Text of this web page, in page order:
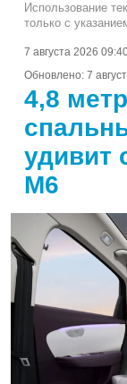
Использование
только с
7 августа 2026
Обновлено: 7
4,8
удивит
M6